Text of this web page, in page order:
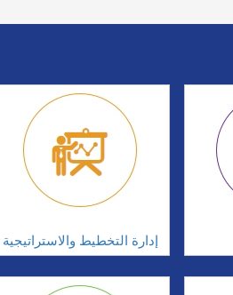
إدارة التخطيط والاستراتيجية